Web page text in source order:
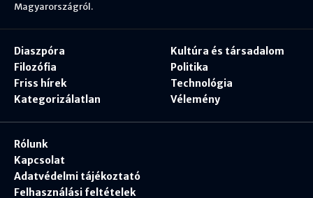
Magyarországról.
Diaszpóra
Filozófia
Friss hírek
Kategorizálatlan
Kultúra és társadalom
Politika
Technológia
Vélemény
Rólunk
Kapcsolat
Adatvédelmi tájékoztató
Felhasználási feltételek